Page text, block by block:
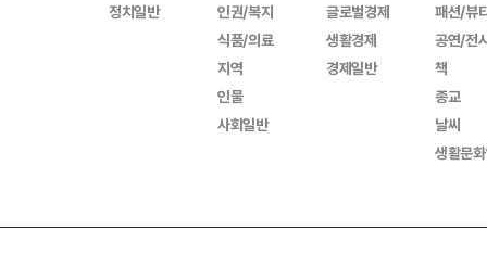
정치일반
인권/복지
식품/의료
지역
인물
사회일반
글로벌경제
생활경제
경제일반
패션/뷰
공연/전
책
종교
날씨
생활문